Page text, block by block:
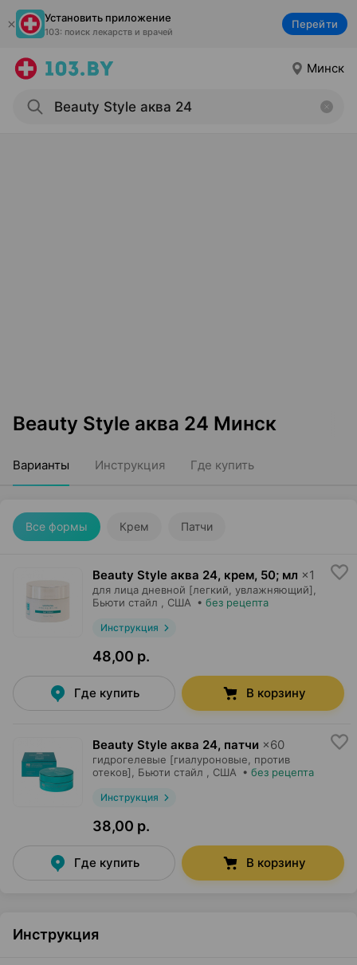
Установить приложение
103: поиск лекарств и врачей
Перейти
Минск
Beauty Style аква 24 Минск
Варианты Инструкция Где купить
Все формы Крем Патчи
Beauty Style аква 24, крем, 50; мл ×1
для лица дневной [легкий, увлажняющий],
Бьюти стайл
, США • без рецепта
Инструкция
48,00 р.
Где купить В корзину
Beauty Style аква 24, патчи ×60
гидрогелевые [гиалуроновые, против
отеков],
Бьюти стайл , США • без рецепта
Инструкция
38,00 р.
Где купить В корзину
Инструкция